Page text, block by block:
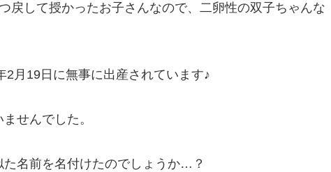
戻して授かったお子さんなので、二卵性の双子ちゃんな
2月19日に無事に出産されています♪
せんでした。
名前を名付けたのでしょうか…？